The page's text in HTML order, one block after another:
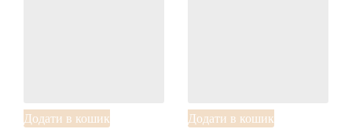
Додати в кошик Додати в кошик